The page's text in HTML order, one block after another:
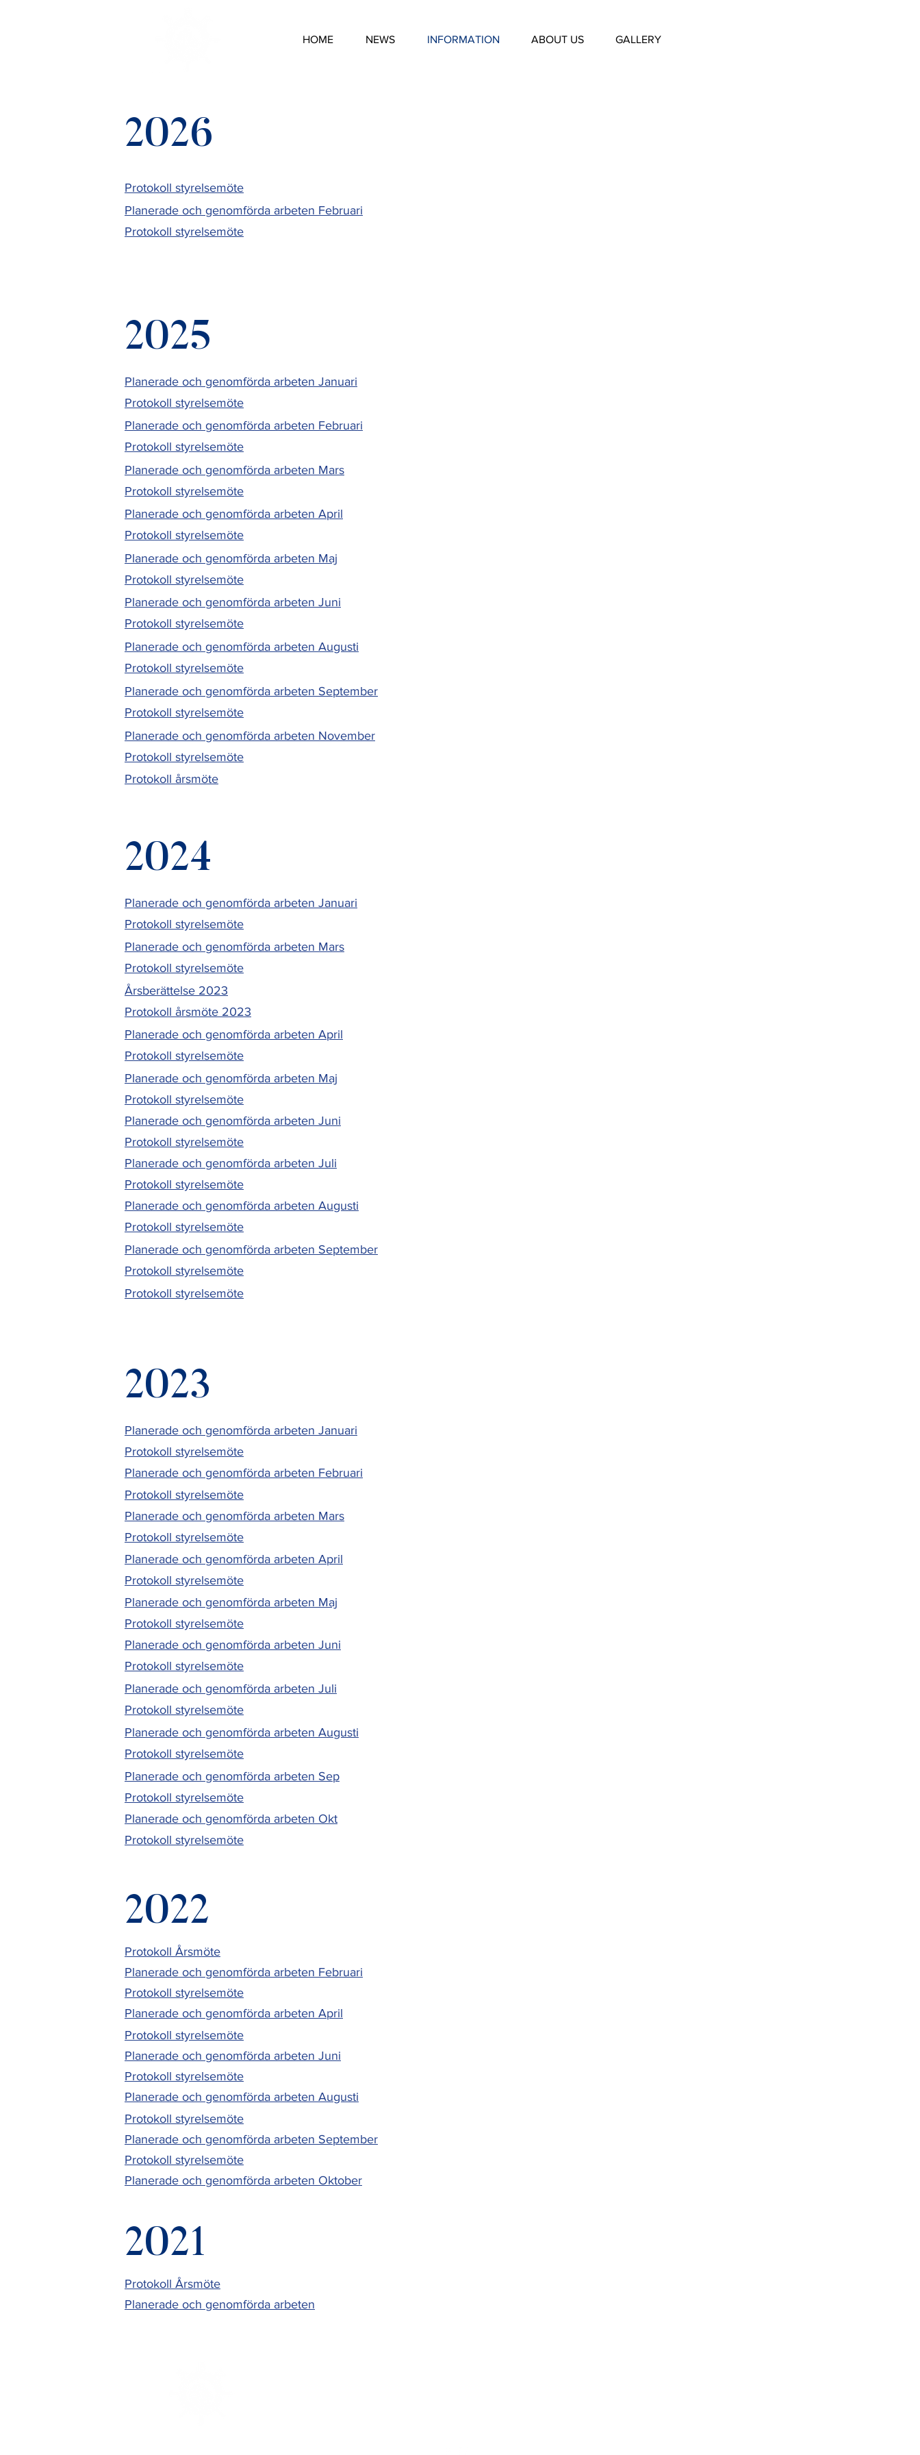
HOME NEWS INFORMATION ABOUT US GALLERY
2026
Protokoll styrelsemöte
Planerade och genomförda arbeten Februari
Protokoll styrelsemöte
2025
Planerade och genomförda arbeten Januari
Protokoll styrelsemöte
Planerade och genomförda arbeten Februari
Protokoll styrelsemöte
Planerade och genomförda arbeten Mars
Protokoll styrelsemöte
Planerade och genomförda arbeten April
Protokoll styrelsemöte
Planerade och genomförda arbeten Maj
Protokoll styrelsemöte
Planerade och genomförda arbeten Juni
Protokoll styrelsemöte
Planerade och genomförda arbeten Augusti
Protokoll styrelsemöte
Planerade och genomförda arbeten September
Protokoll styrelsemöte
Planerade och genomförda arbeten November
Protokoll styrelsemöte
Protokoll årsmöte
2024
Planerade och genomförda arbeten Januari
Protokoll styrelsemöte
Planerade och genomförda arbeten Mars
Protokoll styrelsemöte
Årsberättelse 2023
Protokoll årsmöte 2023
Planerade och genomförda arbeten April
Protokoll styrelsemöte
Planerade och genomförda arbeten Maj
Protokoll styrelsemöte
Planerade och genomförda arbeten Juni
Protokoll styrelsemöte
Planerade och genomförda arbeten Juli
Protokoll styrelsemöte
Planerade och genomförda arbeten Augusti
Protokoll styrelsemöte
Planerade och genomförda arbeten September
Protokoll styrelsemöte
Protokoll styrelsemöte
2023
Planerade och genomförda arbeten Januari
Protokoll styrelsemöte
Planerade och genomförda arbeten Februari
Protokoll styrelsemöte
Planerade och genomförda arbeten Mars
Protokoll styrelsemöte
Planerade och genomförda arbeten April
Protokoll styrelsemöte
Planerade och genomförda arbeten Maj
Protokoll styrelsemöte
Planerade och genomförda arbeten Juni
Protokoll styrelsemöte
Planerade och genomförda arbeten Juli
Protokoll styrelsemöte
Planerade och genomförda arbeten Augusti
Protokoll styrelsemöte
Planerade och genomförda arbeten Sep
Protokoll styrelsemöte
Planerade och genomförda arbeten Okt
Protokoll styrelsemöte
2022
Protokoll Årsmöte
Planerade och genomförda arbeten Februari
Protokoll styrelsemöte
Planerade och genomförda arbeten April
Protokoll styrelsemöte
Planerade och genomförda arbeten Juni
Protokoll styrelsemöte
Planerade och genomförda arbeten Augusti
Protokoll styrelsemöte
Planerade och genomförda arbeten September
Protokoll styrelsemöte
Planerade och genomförda arbeten Oktober
2021
Protokoll Årsmöte
Planerade och genomförda arbeten